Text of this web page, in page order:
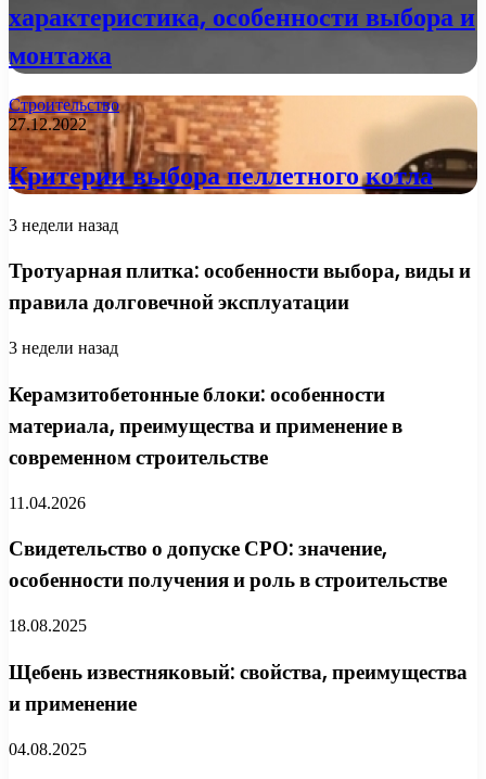
характеристика, особенности выбора и
монтажа
Строительство
27.12.2022
Критерии выбора пеллетного котла
3 недели назад
Тротуарная плитка: особенности выбора, виды и
правила долговечной эксплуатации
3 недели назад
Керамзитобетонные блоки: особенности
материала, преимущества и применение в
современном строительстве
11.04.2026
Свидетельство о допуске СРО: значение,
особенности получения и роль в строительстве
18.08.2025
Щебень известняковый: свойства, преимущества
и применение
04.08.2025